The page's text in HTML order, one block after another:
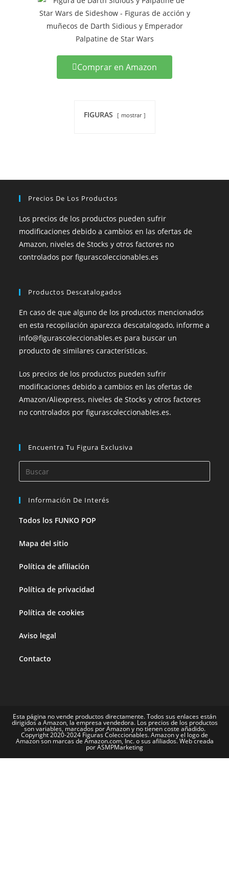
Comprar en Amazon
FIGURAS mostrar
Precios De Los Productos
Los precios de los productos pueden sufrir
modificaciones debido a cambios en las ofertas de
Amazon, niveles de Stocks y otros factores no
controlados por figurascoleccionables.es
Productos Descatalogados
En caso de que alguno de los productos mencionados
en esta recopilación aparezca descatalogado, informe a
info@figurascoleccionables.es para buscar un
producto de similares características.
Los precios de los productos pueden sufrir
modificaciones debido a cambios en las ofertas de
Amazon/Aliexpress, niveles de Stocks y otros factores
no controlados por figurascoleccionables.es.
Encuentra Tu Figura Exclusiva
Información De Interés
Todos los FUNKO POP
Mapa del sitio
Política de afiliación
Política de privacidad
Política de cookies
Aviso legal
Contacto
Esta página no vende productos directamente. Todos sus enlaces están
dirigidos a Amazon, la empresa vendedora. Los precios de los productos
son variables, marcados por Amazon y no tienen coste añadido.
Copyright 2020-2024 Figuras Coleccionables. Amazon y el logo de
Amazon son marcas de Amazon.com, Inc. o sus afiliados. Web creada
por ASMPMarketing